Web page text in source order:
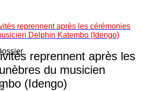
reprennent après les cérémonies
Delphin Katembo (Idengo)
reprennent après les
du musicien
(Idengo)